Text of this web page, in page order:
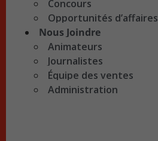
Concours
Opportunités d’affaires
Nous Joindre
Animateurs
Journalistes
Équipe des ventes
Administration